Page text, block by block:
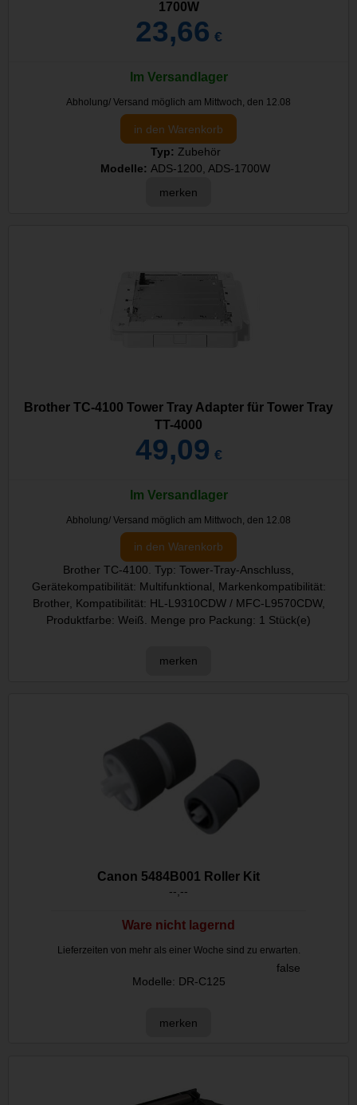
1700W
23,66 €
Typ: Zubehör
Modelle: ADS-1200, ADS-1700W
merken
Im Versandlager
Abholung/ Versand möglich am Mittwoch, den 12.08
in den Warenkorb
Brother TC-4100 Tower Tray Adapter für Tower Tray
TT-4000
49,09 €
Brother TC-4100. Typ: Tower-Tray-Anschluss,
Gerätekompatibilität: Multifunktional, Markenkompatibilität:
Brother, Kompatibilität: HL-L9310CDW / MFC-L9570CDW,
Produktfarbe: Weiß. Menge pro Packung: 1 Stück(e)
merken
Im Versandlager
Abholung/ Versand möglich am Mittwoch, den 12.08
in den Warenkorb
Canon 5484B001 Roller Kit
--,--
Modelle: DR-C125
merken
Ware nicht lagernd
Lieferzeiten von mehr als einer Woche sind zu erwarten.
false